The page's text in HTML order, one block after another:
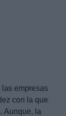
las empresas
con la que
Aunque, la